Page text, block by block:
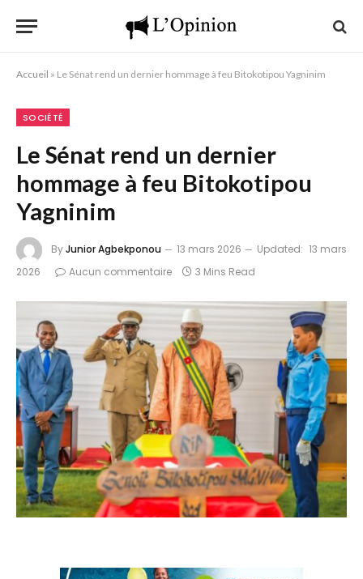
Accueil » Le Sénat rend un dernier hommage à feu Bitokotipou Yagninim
SOCIÉTÉ
Le Sénat rend un dernier
hommage à feu Bitokotipou
Yagninim
ByJunior Agbekponou 13 mars 2026 Updated: 13 mars
2026
Aucun commentaire 3 Mins Read